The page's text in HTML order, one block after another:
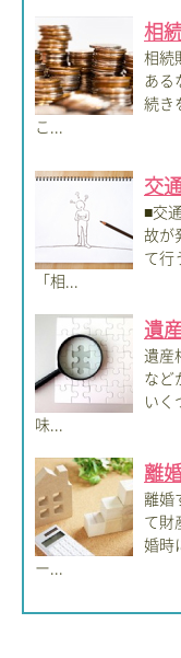
相
相続
ある
続き
こ...
交
■交
故が
て行
「相...
遺
遺産
など
いく
味...
離
離婚
て財
婚時
ー...